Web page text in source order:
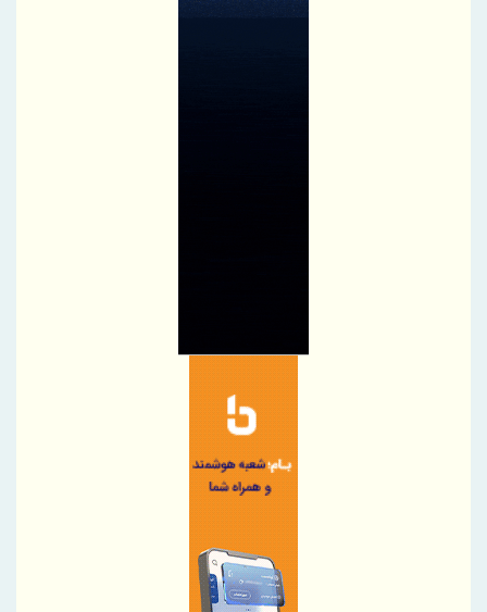
اجرای برنامه تحول بانک با تمرکز بر منابع پایدار، درآمدهای کارمزدی و
دکتر للـه‌گانی: ابزارهای نوین تامین مالی، منابع بانکی را هدفمندتر به
سمت بنگاه‌های اقتصادی هدایت می‌کند
تقدیر و تشکر مدیرعامل پست بانک ایران از کلیه همکاران موثر در توزیع
پرداخت خسارت ۶ میلیارد تومانی بیمه تجارت‌نو به شرکت «بهینه‌سازان